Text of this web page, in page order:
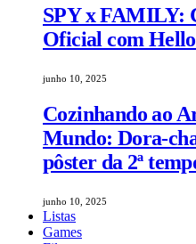
SPY x FAMILY:
Oficial com
junho 10, 2025
Cozinhando ao
Mundo: Dora-
pôster da 2ª
junho 10, 2025
Listas
Games